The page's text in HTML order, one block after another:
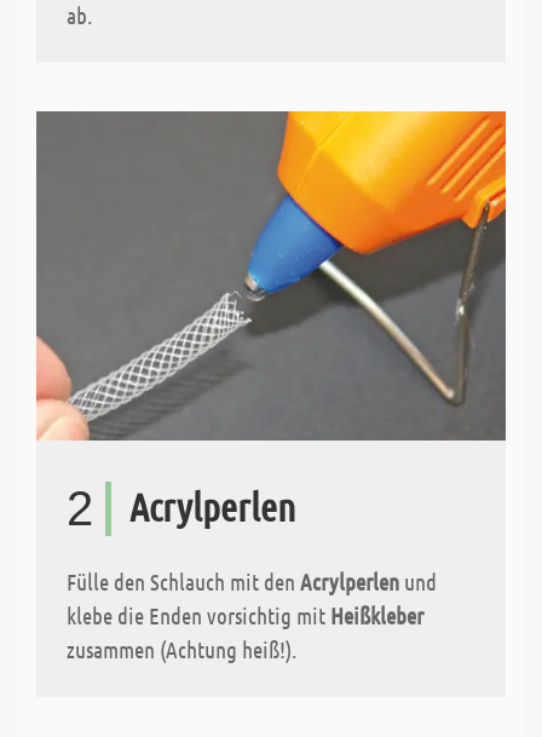
ab.
2 Acrylperlen
Fülle den Schlauch mit den Acrylperlen und
klebe die Enden vorsichtig mit Heißkleber
zusammen (Achtung heiß!).